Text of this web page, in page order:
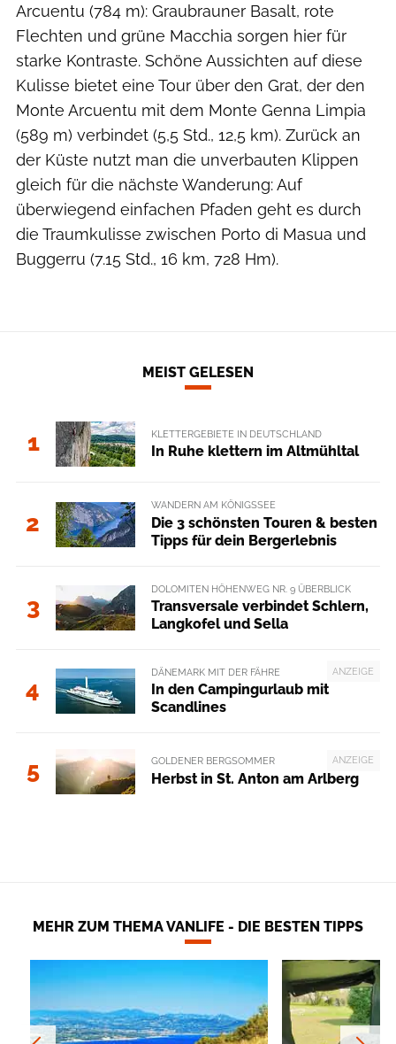
Arcuentu (784 m): Graubrauner Basalt, rote
Flechten und grüne Macchia sorgen hier für
starke Kontraste. Schöne Aussichten auf diese
Kulisse bietet eine Tour über den Grat, der den
Monte Arcuentu mit dem Monte Genna Limpia
(589 m) verbindet (5,5 Std., 12,5 km). Zurück an
der Küste nutzt man die unverbauten Klippen
gleich für die nächste Wanderung: Auf
überwiegend einfachen Pfaden geht es durch
die Traumkulisse zwischen Porto di Masua und
Buggerru (7.15 Std., 16 km, 728 Hm).
MEIST GELESEN
1 KLETTERGEBIETE IN DEUTSCHLAND
In Ruhe klettern im Altmühltal
2
WANDERN AM KÖNIGSSEE
Die 3 schönsten Touren & besten
Tipps für dein Bergerlebnis
3
DOLOMITEN HÖHENWEG NR. 9 ÜBERBLICK
Transversale verbindet Schlern,
Langkofel und Sella
4
ANZEIGE
DÄNEMARK MIT DER FÄHRE
In den Campingurlaub mit
Scandlines
5 ANZEIGE
GOLDENER BERGSOMMER
Herbst in St. Anton am Arlberg
MEHR ZUM THEMA VANLIFE - DIE BESTEN TIPPS